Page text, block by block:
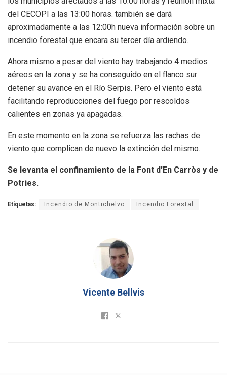
del CECOPI a las 13:00 horas. también se dará
aproximadamente a las 12:00h nueva información sobre un
incendio forestal que encara su tercer día ardiendo.
Ahora mismo a pesar del viento hay trabajando 4 medios
aéreos en la zona y se ha conseguido en el flanco sur
detener su avance en el Río Serpis. Pero el viento está
facilitando reproducciones del fuego por rescoldos
calientes en zonas ya apagadas.
En este momento en la zona se refuerza las rachas de
viento que complican de nuevo la extinción del mismo.
Se levanta el confinamiento de la Font d’En Carròs y de
Potries.
Etiquetas: Incendio de Montichelvo Incendio Forestal
Vicente Bellvis